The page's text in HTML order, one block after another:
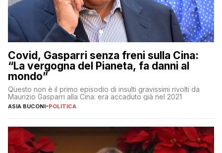
Covid, Gasparri senza freni sulla Cina:
“La vergogna del Pianeta, fa danni al
mondo”
Questo non è il primo episodio di insulti gravissimi rivolti da
Maurizio Gasparri alla Cina: era accaduto già nel 2021
ASIA BUCONI-POLITICA